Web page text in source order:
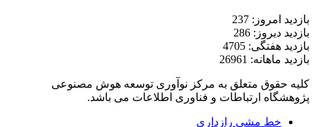
بازدید امروز: 237
بازدید دیروز: 286
بازدید هفتگی: 4705
بازدید ماهانه: 26961
کلیه حقوق متعلق به مرکز نوآوری توسعه هوش مصنوعی
پژوهشگاه ارتباطات و فناوری اطلاعات می باشد.
خط مشی رازداری